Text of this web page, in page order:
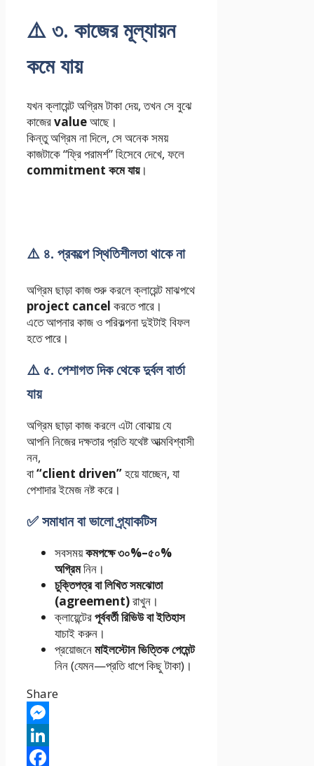
⚠️ ৩. কাজের মূল্যায়ন
কমে যায়
যখন ক্লায়েন্ট অগ্রিম টাকা দেয়, তখন সে বুঝে
কাজেরvalueআছে।
কিন্তু অগ্রিম না দিলে, সে অনেক সময়
কাজটাকে “ফ্রি পরামর্শ” হিসেবে দেখে, ফলে
commitment কমে যায়।
⚠️ ৪. প্রকল্পে স্থিতিশীলতা থাকে না
অগ্রিম ছাড়া কাজ শুরু করলে ক্লায়েন্ট মাঝপথে
project cancel করতে পারে।
এতে আপনার কাজ ও পরিকল্পনা দুইটাই বিফল
হতে পারে।
⚠️ ৫. পেশাগত দিক থেকে দুর্বল বার্তা
যায়
অগ্রিম ছাড়া কাজ করলে এটা বোঝায় যে
আপনি নিজের দক্ষতার প্রতি যথেষ্ট আত্মবিশ্বাসী
নন,
বা“client driven”হয়ে যাচ্ছেন, যা
পেশাদার ইমেজ নষ্ট করে।
✅ সমাধান বা ভালো প্র্যাকটিস
সবসময়কমপক্ষে ৩০%–৫০%
অগ্রিমনিন।
চুক্তিপত্র বা লিখিত সমঝোতা
(agreement)রাখুন।
ক্লায়েন্টেরপূর্ববর্তী রিভিউ বা ইতিহাস
যাচাই করুন।
প্রয়োজনেমাইলস্টোন ভিত্তিক পেমেন্ট
নিন (যেমন—প্রতি ধাপে কিছু টাকা)।
Share
Messenger
LinkedIn